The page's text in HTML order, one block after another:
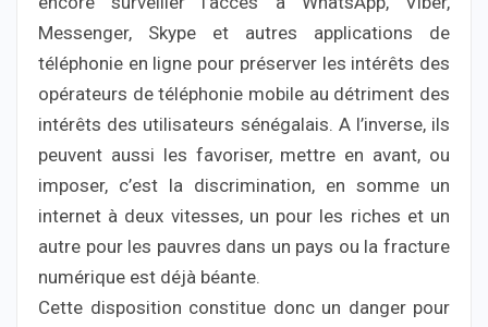
Messenger, Skype et autres applications de
téléphonie en ligne pour préserver les intérêts des
opérateurs de téléphonie mobile au détriment des
intérêts des utilisateurs sénégalais. A l’inverse, ils
peuvent aussi les favoriser, mettre en avant, ou
imposer, c’est la discrimination, en somme un
internet à deux vitesses, un pour les riches et un
autre pour les pauvres dans un pays ou la fracture
numérique est déjà béante.
Cette disposition constitue donc un danger pour